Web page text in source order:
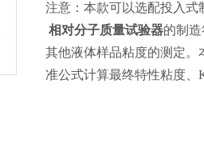
注意：本款可以选配投入式
相对分子质量试验器的制
其他液体样品粘度的测定
准公式计算最终特性粘度、